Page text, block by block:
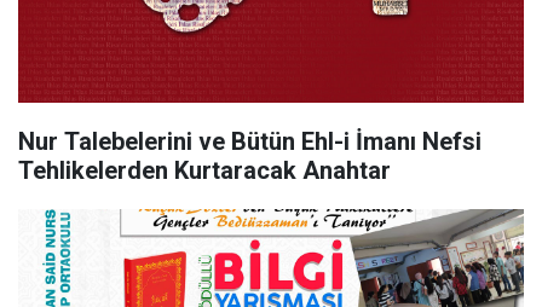
Nur Talebelerini ve Bütün Ehl-i İmanı Nefsi
Tehlikelerden Kurtaracak Anahtar